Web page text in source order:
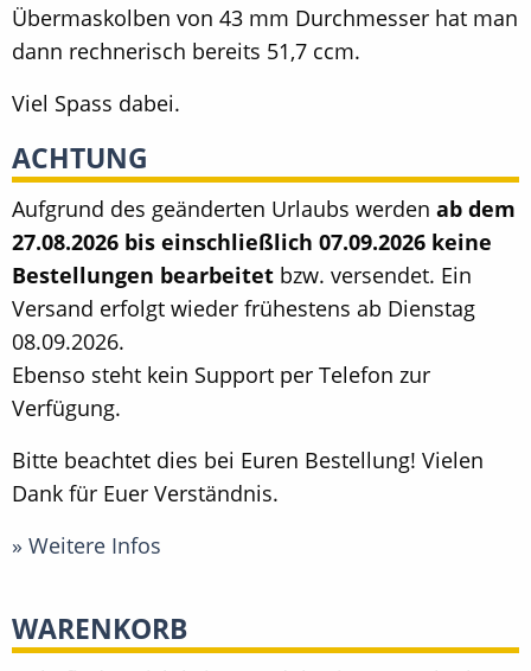
Übermaskolben von 43 mm Durchmesser hat man
dann rechnerisch bereits 51,7 ccm.
Viel Spass dabei.
ACHTUNG
Aufgrund des geänderten Urlaubs werden ab dem
27.08.2026 bis einschließlich 07.09.2026 keine
Bestellungen bearbeitet bzw. versendet. Ein
Versand erfolgt wieder frühestens ab Dienstag
08.09.2026.
Ebenso steht kein Support per Telefon zur
Verfügung.
Bitte beachtet dies bei Euren Bestellung! Vielen
Dank für Euer Verständnis.
» Weitere Infos
WARENKORB